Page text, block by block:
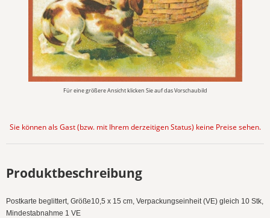
Für eine größere Ansicht klicken Sie auf das Vorschaubild
Sie können als Gast (bzw. mit Ihrem derzeitigen Status) keine Preise sehen.
Produktbeschreibung
Postkarte beglittert, Größe10,5 x 15 cm, Verpackungseinheit (VE) gleich 10 Stk,
Mindestabnahme 1 VE